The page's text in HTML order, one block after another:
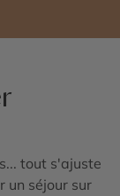
tout s'ajuste
un séjour sur